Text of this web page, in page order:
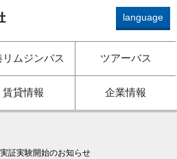
language
リムジンバス ツアーバス
賃貸情報 企業情報
証実験開始のお知らせ